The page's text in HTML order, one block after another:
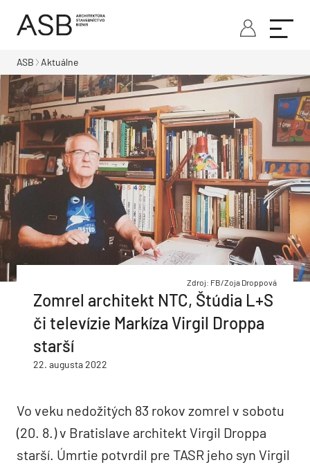
ASB Aktuálne
Zdroj: FB/Zoja Droppová
Zomrel architekt NTC, Štúdia L+S
či televízie Markíza Virgil Droppa
starší
22. augusta 2022
Vo veku nedožitých 83 rokov zomrel v sobotu
(20. 8.) v Bratislave architekt Virgil Droppa
starší. Úmrtie potvrdil pre TASR jeho syn Virgil